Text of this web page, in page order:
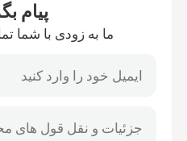
برنزهای جامد برنز
واشر فشار دهنده خود روان
صفحات پوششی خود Lube
پیام
ما به زودی با شما